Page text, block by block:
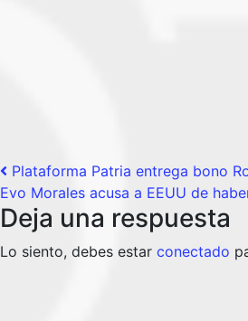
Post navigation
Plataforma Patria entrega bono
Evo Morales acusa a EEUU de
Deja una respuesta
Lo siento, debes estar conectado